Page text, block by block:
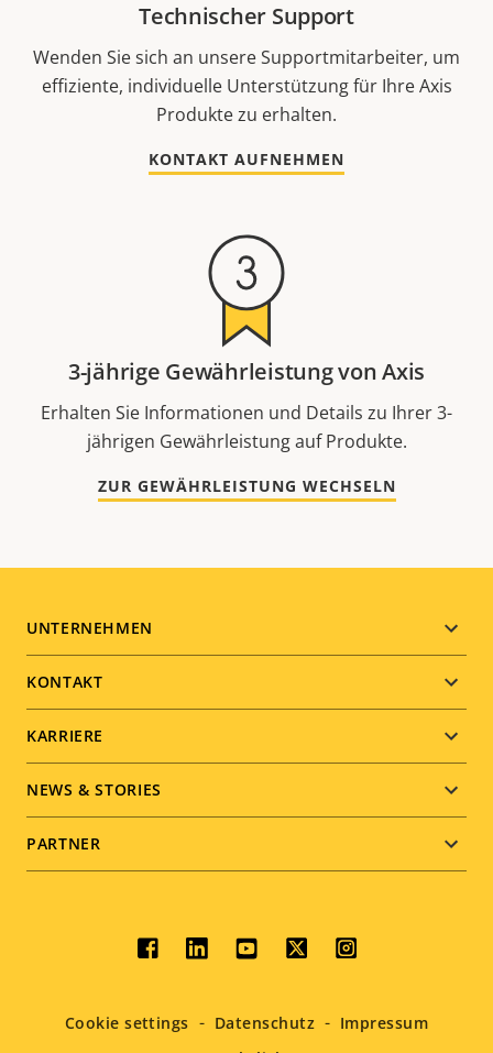
Technischer Support
Wenden Sie sich an unsere Supportmitarbeiter, um
effiziente, individuelle Unterstützung für Ihre Axis
Produkte zu erhalten.
KONTAKT AUFNEHMEN
3-jährige Gewährleistung von Axis
Erhalten Sie Informationen und Details zu Ihrer 3-
jährigen Gewährleistung auf Produkte.
ZUR GEWÄHRLEISTUNG WECHSELN
Footer
menu
UNTERNEHMEN
KONTAKT
KARRIERE
NEWS & STORIES
PARTNER
Social
menu
Cookie settings Datenschutz
Impressum